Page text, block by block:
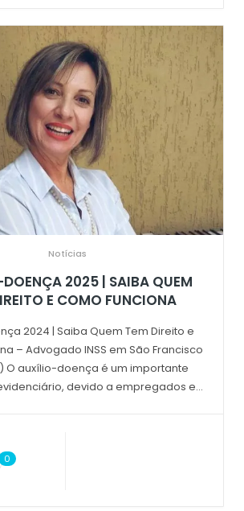
Notícias
2025 | SAIBA QUEM
E COMO FUNCIONA
2024 | Saiba Quem Tem Direito e
– Advogado INSS em São Francisco
O auxílio-doença é um importante
devido a empregados e...
0